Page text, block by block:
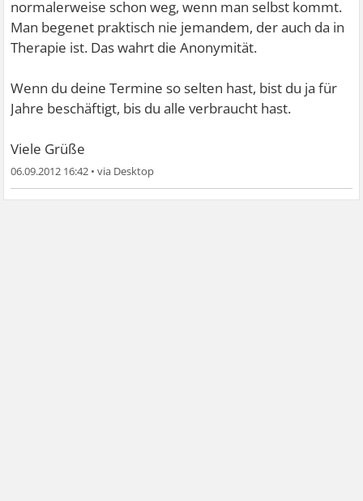
normalerweise schon weg, wenn man selbst kommt.
Man begenet praktisch nie jemandem, der auch da in
Therapie ist. Das wahrt die Anonymität.
Wenn du deine Termine so selten hast, bist du ja für
Jahre beschäftigt, bis du alle verbraucht hast.
Viele Grüße
06.09.2012 16:42 •